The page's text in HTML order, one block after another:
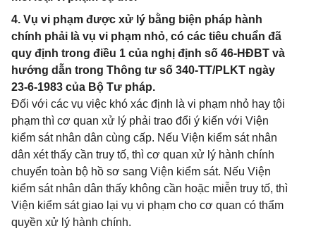
4. Vụ vi phạm được xử lý bằng biện pháp hành
chính phải là vụ vi phạm nhỏ, có các tiêu chuẩn đã
quy định trong điều 1 của nghị định số 46-HĐBT và
hướng dẫn trong Thông tư số 340-TT/PLKT ngày
23-6-1983 của Bộ Tư pháp.
Đối với các vụ việc khó xác định là vi phạm nhỏ hay tội
phạm thì cơ quan xử lý phải trao đổi ý kiến với Viện
kiểm sát nhân dân cùng cấp. Nếu Viện kiểm sát nhân
dân xét thấy cần truy tố, thì cơ quan xử lý hành chính
chuyển toàn bộ hồ sơ sang Viện kiểm sát. Nếu Viện
kiểm sát nhân dân thấy không cần hoặc miễn truy tố, thì
Viện kiểm sát giao lại vụ vi phạm cho cơ quan có thẩm
quyền xử lý hành chính.